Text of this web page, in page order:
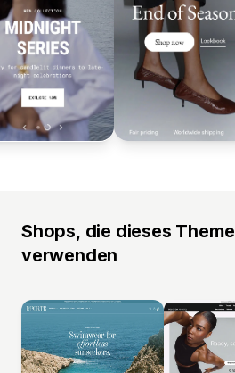
Shops, die dieses Theme
verwenden